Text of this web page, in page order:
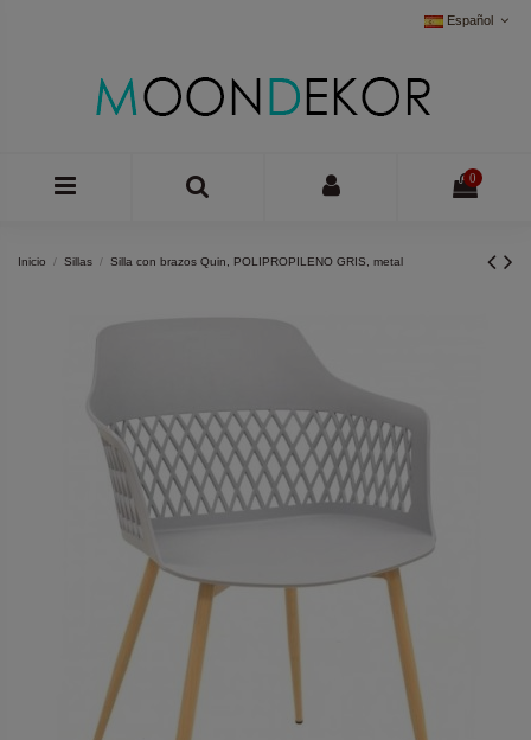
Español
0
Inicio Sillas Silla con brazos Quin, POLIPROPILENO GRIS, metal